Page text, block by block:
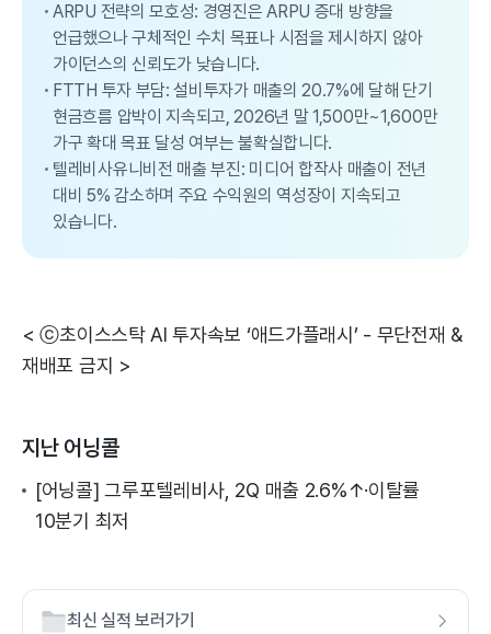
ARPU 전략의 모호성: 경영진은 ARPU 증대 방향을
언급했으나 구체적인 수치 목표나 시점을 제시하지 않아
가이던스의 신뢰도가 낮습니다.
FTTH 투자 부담: 설비투자가 매출의 20.7%에 달해 단기
현금흐름 압박이 지속되고, 2026년 말 1,500만~1,600만
가구 확대 목표 달성 여부는 불확실합니다.
텔레비사유니비전 매출 부진: 미디어 합작사 매출이 전년
대비 5% 감소하며 주요 수익원의 역성장이 지속되고
있습니다.
< ⓒ초이스스탁 AI 투자속보 ‘애드가플래시’ - 무단전재 &
재배포 금지 >
지난 어닝콜
[어닝콜] 그루포텔레비사, 2Q 매출 2.6%↑·이탈률
10분기 최저
최신 실적 보러가기